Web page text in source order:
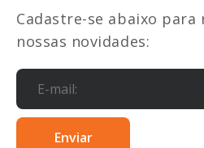
Cadastre-se abaixo para
nossas novidades: